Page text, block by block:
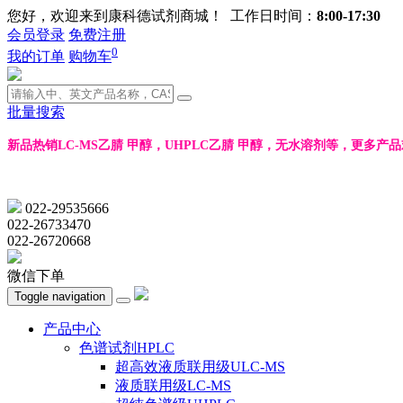
您好，欢迎来到康科德试剂商城！ 工作日时间： 8:00-17:30
会员登录 免费注册
我的订单 购物车0
批量搜索
新品热销LC-MS乙腈 甲醇，UHPLC乙腈 甲醇，无水溶剂等，更多产品
022-29535666
022-26733470
022-26720668
微信下单
Toggle navigation
产品中心
色谱试剂HPLC
超高效液质联用级ULC-MS
液质联用级LC-MS